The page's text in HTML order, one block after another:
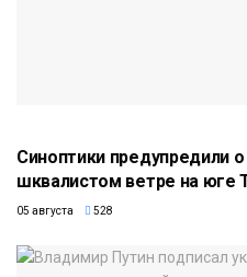
Синоптики предупредили о
шквалистом ветре на юге
05 августа 528